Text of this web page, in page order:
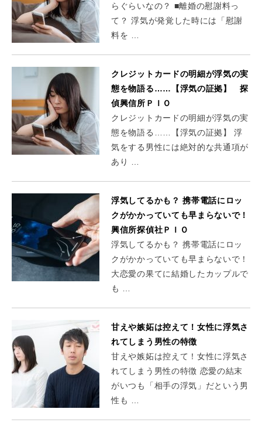
らぐらいなの？ ■離婚の慰謝料っ
て？ 浮気が発覚した時には「慰謝
料を …
クレジットカードの明細が浮気の実
態を物語る……【浮気の証拠】 探
偵興信所ＰＩＯ
クレジットカードの明細が浮気の実
態を物語る……【浮気の証拠】 浮
気をする男性には絶対的な共通項が
あり …
浮気してるかも？ 携帯電話にロッ
クがかかっていても早まらないで！
興信所探偵社ＰＩＯ
浮気してるかも？ 携帯電話にロッ
クがかかっていても早まらないで！
大恋愛の果てに結婚したカップルで
も …
甘えや嫉妬は控えて！女性に浮気さ
れてしまう男性の特徴
甘えや嫉妬は控えて！女性に浮気さ
れてしまう男性の特徴 恋愛の結末
がいつも「相手の浮気」だという男
性も …